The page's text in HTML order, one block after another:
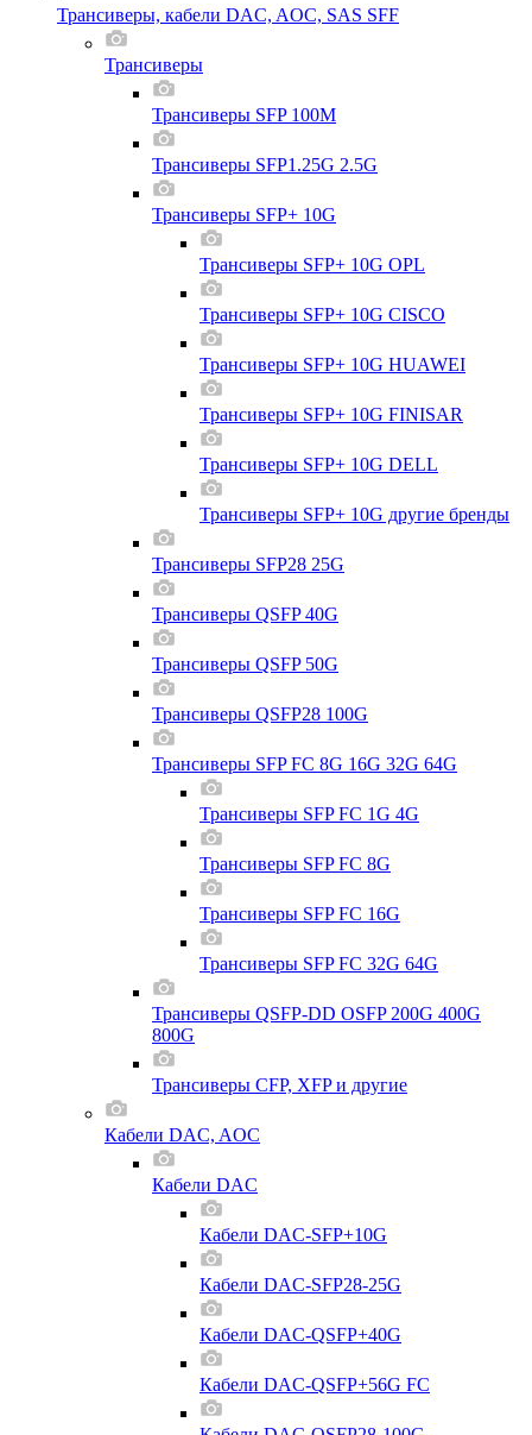
Трансиверы, кабели DAC, AOC, SAS SFF
Трансиверы
Трансиверы SFP 100M
Трансиверы SFP1.25G 2.5G
Трансиверы SFP+ 10G
Трансиверы SFP+ 10G OPL
Трансиверы SFP+ 10G CISCO
Трансиверы SFP+ 10G HUAWEI
Трансиверы SFP+ 10G FINISAR
Трансиверы SFP+ 10G DELL
Трансиверы SFP+ 10G другие бренды
Трансиверы SFP28 25G
Трансиверы QSFP 40G
Трансиверы QSFP 50G
Трансиверы QSFP28 100G
Трансиверы SFP FC 8G 16G 32G 64G
Трансиверы SFP FC 1G 4G
Трансиверы SFP FC 8G
Трансиверы SFP FC 16G
Трансиверы SFP FC 32G 64G
Трансиверы QSFP-DD OSFP 200G 400G
800G
Трансиверы CFP, XFP и другие
Кабели DAC, AOC
Кабели DAC
Кабели DAC-SFP+10G
Кабели DAC-SFP28-25G
Кабели DAC-QSFP+40G
Кабели DAC-QSFP+56G FC